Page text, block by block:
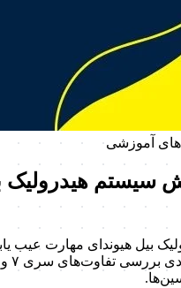
های آموزشی
سیستم هیدرولیک
بیل هیوندای مهارت عیب